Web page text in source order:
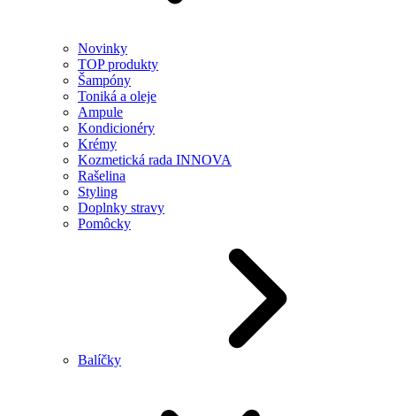
Novinky
TOP produkty
Šampóny
Toniká a oleje
Ampule
Kondicionéry
Krémy
Kozmetická rada INNOVA
Rašelina
Styling
Doplnky stravy
Pomôcky
Balíčky